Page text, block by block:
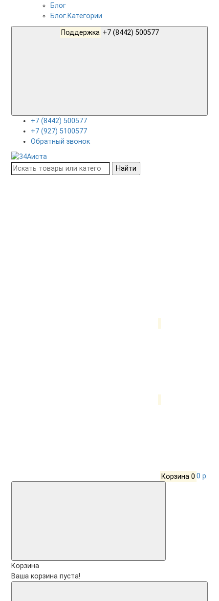
Блог
Блог.Категории
Поддержка
+7 (8442) 500577
+7 (927) 5100577
Обратный звонок
Найти
Корзина 0 0 р.
Корзина
Ваша корзина пуста!